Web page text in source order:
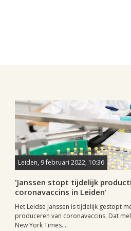
Leiden, 9 februari 2022, 10:36
'Janssen stopt tijdelijk
coronavaccins in Leiden'
Het Leidse Janssen is tijdelijk gestopt
produceren van coronavaccins. Dat
New York Times....